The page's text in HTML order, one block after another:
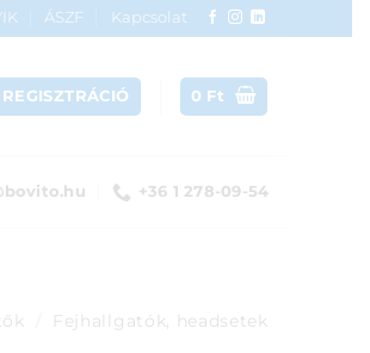
ÁSZF Kapcsolat
0 Ft
+36 1 278-09-54
Fejhallgatók, headsetek